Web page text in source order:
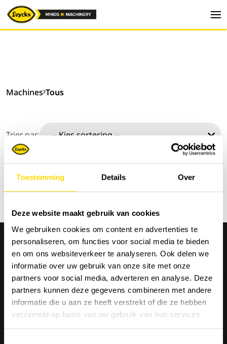
Toestemming Details Over
Deze website maakt gebruik van cookies
We gebruiken cookies om content en advertenties te
personaliseren, om functies voor social media te bieden
en om ons websiteverkeer te analyseren. Ook delen we
informatie over uw gebruik van onze site met onze
partners voor social media, adverteren en analyse. Deze
partners kunnen deze gegevens combineren met andere
informatie die u aan ze heeft verstrekt of die ze hebben
verzameld op basis van uw gebruik van hun services.
Machines Tous
Trier par:
Nous sommesLuyckx, Minds & Machinery.
Depuis 1952, Luyckx est reconnu comme le spécialiste de